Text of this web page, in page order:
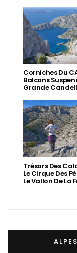
Corniches Du
Balcons
Grande
Trésors Des
Le Cirque Des
Le Vallon De La